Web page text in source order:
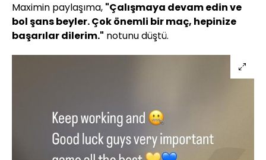
Maximin paylaşıma, "Çalışmaya devam edin ve
bol şans beyler. Çok önemli bir maç, hepinize
başarılar dilerim." notunu düştü.